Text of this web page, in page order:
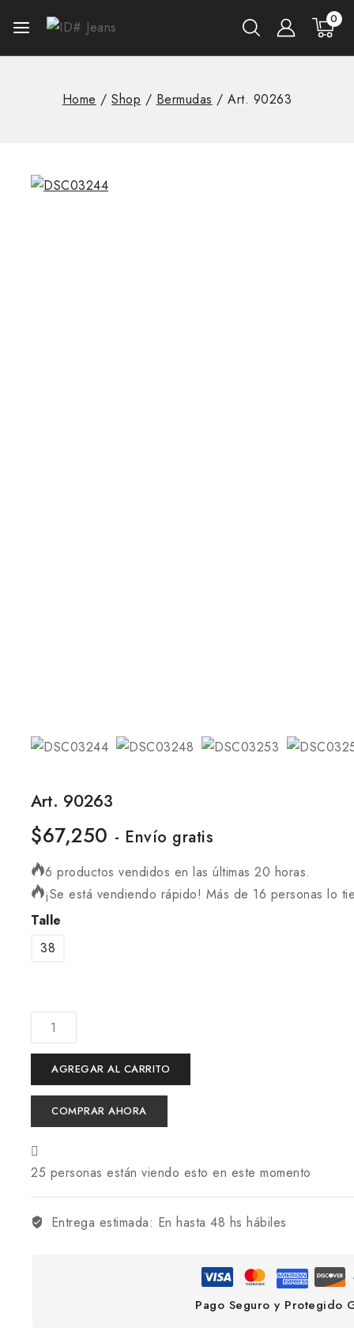
0
Home / Shop / Bermudas / Art. 90263
Art. 90263
$67,250 - Envío gratis
6 productos vendidos en las últimas 20 horas.
¡Se está vendiendo rápido! Más de 16 personas lo
Talle
38
AGREGAR AL CARRITO
COMPRAR AHORA
25 personas están viendo esto en este momento
Entrega estimada: En hasta 48 hs hábiles
Pago Seguro y Protegido